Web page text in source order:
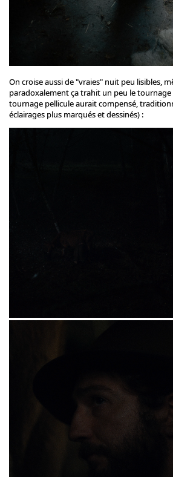
On croise aussi de "vraies" nuit peu lisibles,
paradoxalement ça trahit un peu le
tournage pellicule aurait compensé,
éclairages plus marqués et dessinés) :